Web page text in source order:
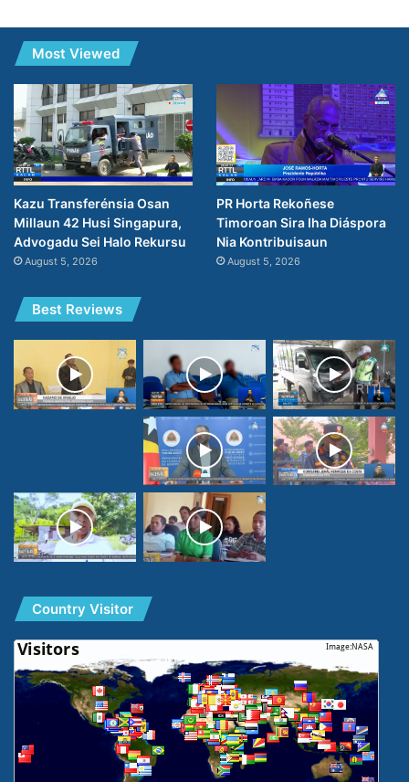
Most Viewed
Kazu Transferénsia Osan
Millaun 42 Husi Singapura,
Advogadu Sei Halo Rekursu
August 5, 2026
PR Horta Rekoñese
Timoroan Sira Iha Diáspora
Nia Kontribuisaun
August 5, 2026
Best Reviews
Country Visitor